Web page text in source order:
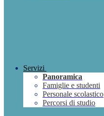
Servizi
Panoramica
Famiglie e studenti
Personale scolastico
Percorsi di studio